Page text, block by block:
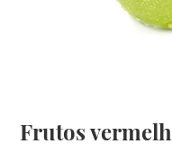
Frutos